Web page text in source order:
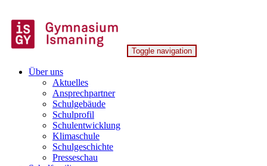
to
content
Gymnasium Ismaning
Toggle navigation
Über uns
Aktuelles
Ansprechpartner
Schulgebäude
Schulprofil
Schulentwicklung
Klimaschule
Schulgeschichte
Presseschau